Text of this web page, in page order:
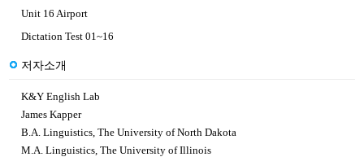
Unit 16 Airport
Dictation Test 01~16
저자소개
K&Y English Lab
James Kapper
B.A. Linguistics, The University of North Dakota
M.A. Linguistics, The University of Illinois